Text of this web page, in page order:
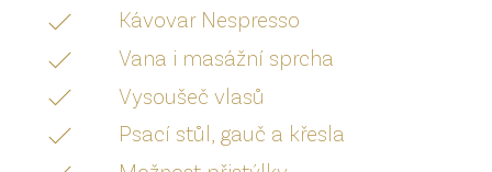
Kávovar Nespresso
Vana i masážní sprcha
Vysoušeč vlasů
Psací stůl, gauč a křesla